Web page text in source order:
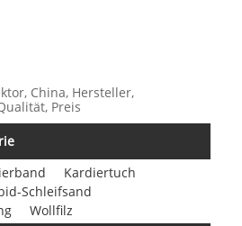
China, Hersteller,
Preis
Kardiertuch
Schleifsand
Wollfilz